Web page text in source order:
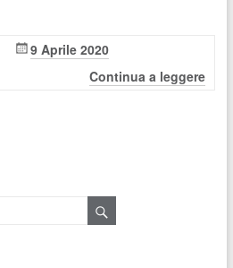
9 Aprile 2020
Continua a leggere